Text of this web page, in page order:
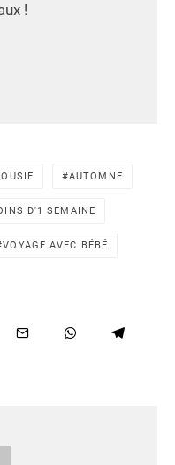
!
AUTOMNE
D'1 SEMAINE
VOYAGE AVEC BÉBÉ